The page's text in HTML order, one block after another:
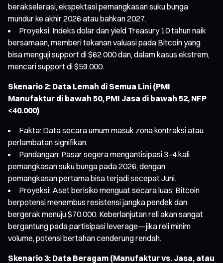
berakselerasi, ekspektasi pemangkasan suku bunga
mundur ke akhir 2026 atau bahkan 2027.
Proyeksi: Indeks dolar dan yield Treasury 10 tahun naik
bersamaan, memberi tekanan valuasi pada Bitcoin yang
bisa menguji support di $62.000 dan, dalam kasus ekstrem,
mencari support di $59.000.
Skenario 2: Data Lemah di Semua Lini (PMI
Manufaktur di bawah 50, PMI Jasa di bawah 52, NFP
<40.000)
Fakta: Data secara umum masuk zona kontraksi atau
perlambatan signifikan.
Pandangan: Pasar segera mengantisipasi 3–4 kali
pemangkasan suku bunga pada 2026, dengan
pemangkasan pertama bisa terjadi secepat Juni.
Proyeksi: Aset berisiko menguat secara luas; Bitcoin
berpotensi menembus resistensi jangka pendek dan
bergerak menuju $70.000. Keberlanjutan reli akan sangat
bergantung pada partisipasi leverage—jika reli minim
volume, potensi bertahan cenderung rendah.
Skenario 3: Data Beragam (Manufaktur vs. Jasa, atau